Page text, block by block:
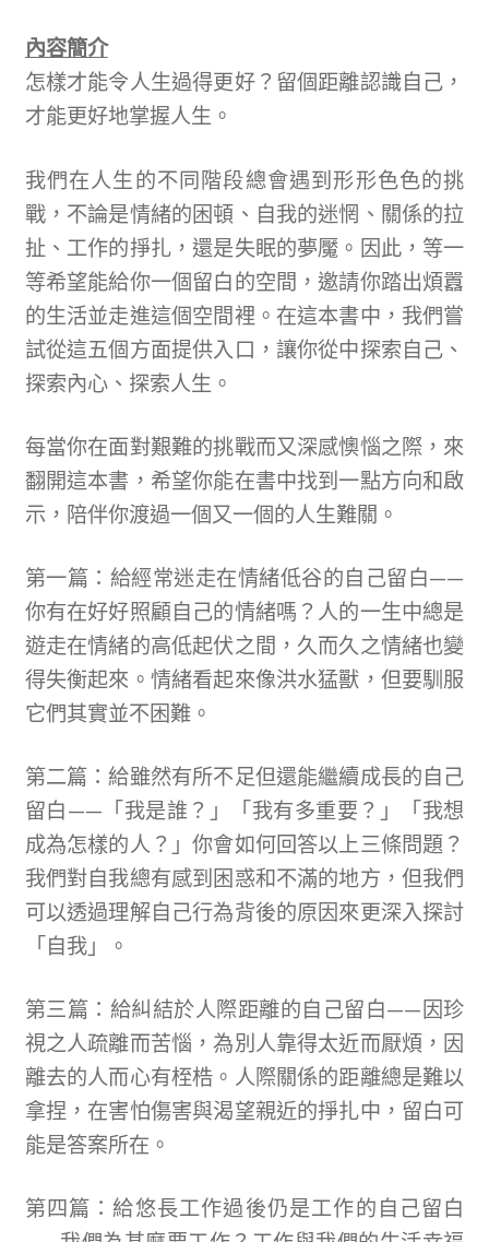
內容簡介
怎樣才能令人生過得更好？留個距離認識自己，
才能更好地掌握人生。
我們在人生的不同階段總會遇到形形色色的挑
戰，不論是情緒的困頓、自我的迷惘、關係的拉
扯、工作的掙扎，還是失眠的夢魘。因此，等一
等希望能給你一個留白的空間，邀請你踏出煩囂
的生活並走進這個空間裡。在這本書中，我們嘗
試從這五個方面提供入口，讓你從中探索自己、
探索內心、探索人生。
每當你在面對艱難的挑戰而又深感懊惱之際，來
翻開這本書，希望你能在書中找到一點方向和啟
示，陪伴你渡過一個又一個的人生難關。
第一篇：給經常迷走在情緒低谷的自己留白——
你有在好好照顧自己的情緒嗎？人的一生中總是
遊走在情緒的高低起伏之間，久而久之情緒也變
得失衡起來。情緒看起來像洪水猛獸，但要馴服
它們其實並不困難。
第二篇：給雖然有所不足但還能繼續成長的自己
留白—— 「我是誰？」「我有多重要？」「我想
成為怎樣的人？」你會如何回答以上三條問題？
我們對自我總有感到困惑和不滿的地方，但我們
可以透過理解自己行為背後的原因來更深入探討
「自我」。
第三篇：給糾結於人際距離的自己留白—— 因珍
視之人疏離而苦惱，為別人靠得太近而厭煩，因
離去的人而心有桎梏。人際關係的距離總是難以
拿捏，在害怕傷害與渴望親近的掙扎中，留白可
能是答案所在。
第四篇：給悠長工作過後仍是工作的自己留白